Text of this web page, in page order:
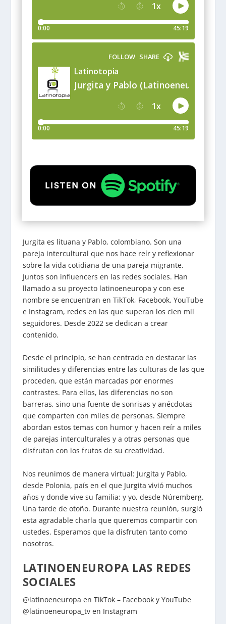
Jurgita es lituana y Pablo, colombiano. Son una
pareja intercultural que nos hace reír y reflexionar
sobre la vida cotidiana de una pareja migrante.
Juntos son influencers en las redes sociales. Han
llamado a su proyecto latinoeneuropa y con ese
nombre se encuentran en TikTok, Facebook, YouTube
e Instagram, redes en las que superan los cien mil
seguidores. Desde 2022 se dedican a crear
contenido.
Desde el principio, se han centrado en destacar las
similitudes y diferencias entre las culturas de las que
proceden, que están marcadas por enormes
contrastes. Para ellos, las diferencias no son
barreras, sino una fuente de sonrisas y anécdotas
que comparten con miles de personas. Siempre
abordan estos temas con humor y hacen reír a miles
de parejas interculturales y a otras personas que
disfrutan con los frutos de su creatividad.
Nos reunimos de manera virtual: Jurgita y Pablo,
desde Polonia, país en el que Jurgita vivió muchos
años y donde vive su familia; y yo, desde Núremberg.
Una tarde de otoño. Durante nuestra reunión, surgió
esta agradable charla que queremos compartir con
ustedes. Esperamos que la disfruten tanto como
nosotros.
LATINOENEUROPA LAS REDES
SOCIALES
@latinoeneuropa en TikTok – Facebook y YouTube
@latinoeneuropa_tv en Instagram